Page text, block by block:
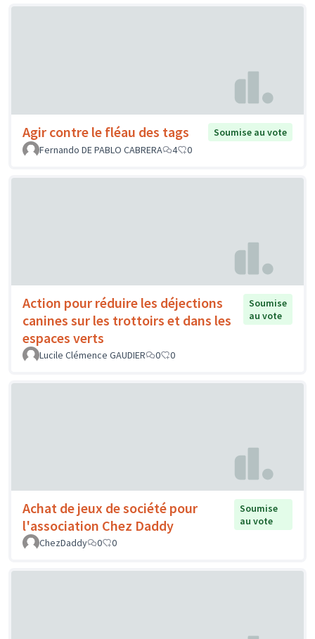
Agir contre le fléau des tags
Soumise au vote
Fernando DE PABLO CABRERA
4 0
Action pour réduire les déjections
canines sur les trottoirs et dans les
espaces verts
Soumise
au vote
Lucile Clémence GAUDIER 0 0
Achat de jeux de société pour
l'association Chez Daddy
Soumise
au vote
ChezDaddy
0 0